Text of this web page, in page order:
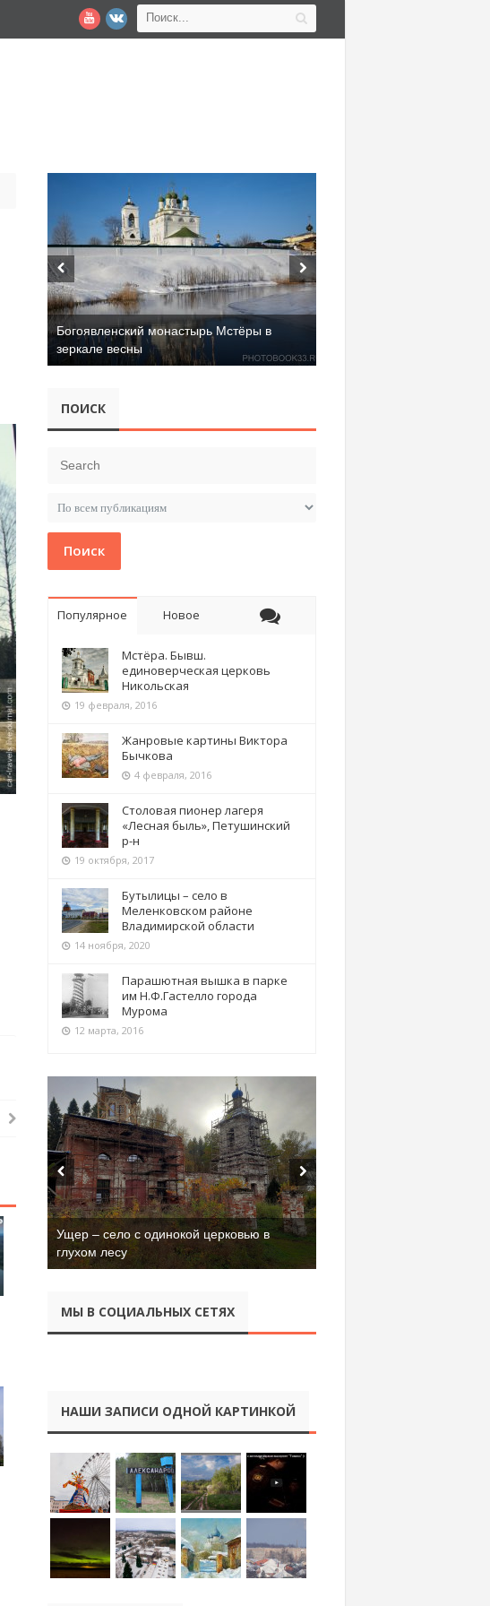
Богоявленский монастырь Мстёры в
зеркале весны
ПОИСК
Поиск
Популярное Новое
Мстёра. Бывш.
единоверческая церковь
Никольская
19 февраля, 2016
Жанровые картины Виктора
Бычкова
4 февраля, 2016
Столовая пионер лагеря
«Лесная быль», Петушинский
р-н
19 октября, 2017
Бутылицы – село в
Меленковском районе
Владимирской области
14 ноября, 2020
Парашютная вышка в парке
им Н.Ф.Гастелло города
Мурома
12 марта, 2016
Ущер – село с одинокой церковью в
глухом лесу
МЫ В СОЦИАЛЬНЫХ СЕТЯХ
НАШИ ЗАПИСИ ОДНОЙ КАРТИНКОЙ